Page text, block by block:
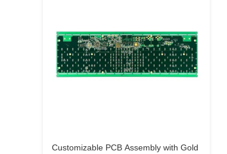
Customizable PCB Assembly with Gold